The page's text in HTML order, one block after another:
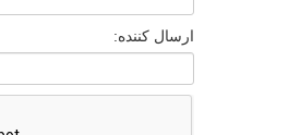
ارسال کننده: